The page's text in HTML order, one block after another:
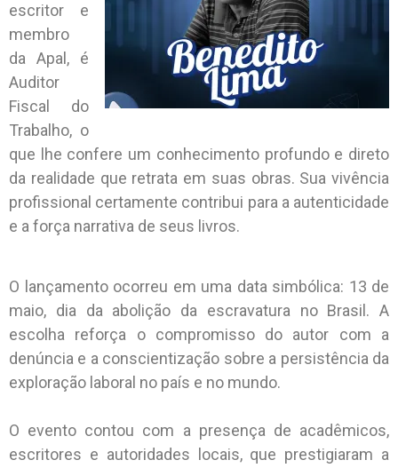
escritor e
membro
da Apal, é
Auditor
Fiscal do
Trabalho, o
que lhe confere um conhecimento profundo e direto
da realidade que retrata em suas obras. Sua vivência
profissional certamente contribui para a autenticidade
e a força narrativa de seus livros.
O lançamento ocorreu em uma data simbólica: 13 de
maio, dia da abolição da escravatura no Brasil. A
escolha reforça o compromisso do autor com a
denúncia e a conscientização sobre a persistência da
exploração laboral no país e no mundo.
O evento contou com a presença de acadêmicos,
escritores e autoridades locais, que prestigiaram a